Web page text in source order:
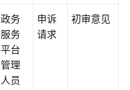
政务
服务
平台
管理
人员
申诉
请求
初审意见